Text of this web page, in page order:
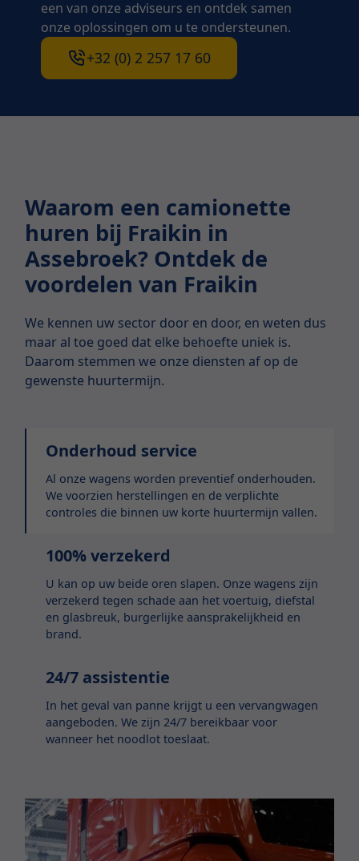
een van onze adviseurs en ontdek samen
onze oplossingen om u te ondersteunen.
+32 (0) 2 257 17 60
Waarom een camionette
huren bij Fraikin in
Assebroek? Ontdek de
voordelen van Fraikin
We kennen uw sector door en door, en weten dus
maar al toe goed dat elke behoefte uniek is.
Daarom stemmen we onze diensten af op de
gewenste huurtermijn.
Onderhoud service
Al onze wagens worden preventief onderhouden.
We voorzien herstellingen en de verplichte
controles die binnen uw korte huurtermijn vallen.
100% verzekerd
U kan op uw beide oren slapen. Onze wagens zijn
verzekerd tegen schade aan het voertuig, diefstal
en glasbreuk, burgerlijke aansprakelijkheid en
brand.
24/7 assistentie
In het geval van panne krijgt u een vervangwagen
aangeboden. We zijn 24/7 bereikbaar voor
wanneer het noodlot toeslaat.